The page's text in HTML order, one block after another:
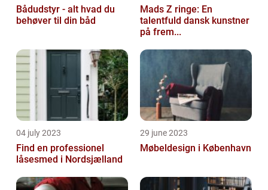
Bådudstyr - alt hvad du
behøver til din båd
Mads Z ringe: En
talentfuld dansk kunstner
på frem...
04 july 2023
Find en professionel
låsesmed i Nordsjælland
29 june 2023
Møbeldesign i København